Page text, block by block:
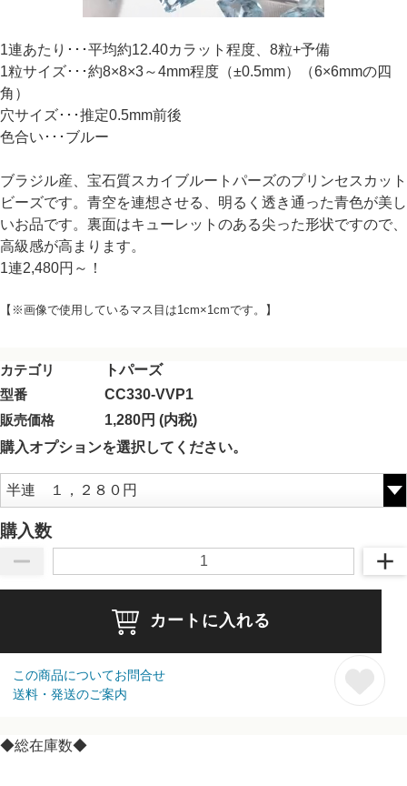
1連あたり･･･平均約12.40カラット程度、8粒+予備
1粒サイズ･･･約8×8×3～4mm程度（±0.5mm）（6×6mmの四
角）
穴サイズ･･･推定0.5mm前後
色合い･･･ブルー
ブラジル産、宝石質スカイブルートパーズのプリンセスカット
ビーズです。青空を連想させる、明るく透き通った青色が美し
いお品です。裏面はキューレットのある尖った形状ですので、
高級感が高まります。
1連2,480円～！
【※画像で使用しているマス目は1cm×1cmです。】
カテゴリ
トパーズ
型番
CC330-VVP1
販売価格
1,280円 (内税)
購入オプションを選択してください。
購入数
カートに入れる
この商品についてお問合せ
送料・発送のご案内
◆総在庫数◆